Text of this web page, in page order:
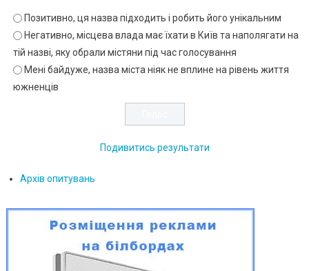
Позитивно, ця назва підходить і робить його унікальним
Негативно, місцева влада має їхати в Київ та наполягати на
тій назві, яку обрали містяни під час голосування
Мені байдуже, назва міста ніяк не вплине на рівень життя
южненців
Подивитись результати
Архів опитувань